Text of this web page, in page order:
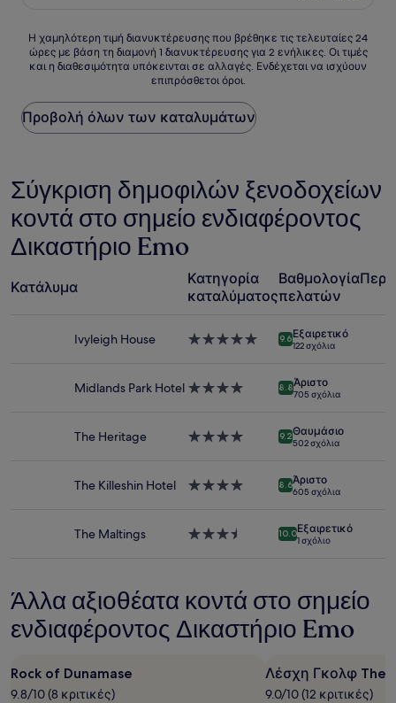
χαμηλότερη
τιμή
που
βρέθηκε
τις
ώρες
με
βάση
τη
διαμονή
διανυκτέρευσης
για
Η χαμηλότερη τιμή διανυκτέρευσης που βρέθηκε τις τελευταίες 24
ώρες με βάση τη διαμονή 1 διανυκτέρευσης για 2 ενήλικες. Οι τιμές
και η διαθεσιμότητα υπόκεινται σε αλλαγές. Ενδέχεται να ισχύουν
επιπρόσθετοι όροι.
Προβολή όλων των καταλυμάτων
Σύγκριση δημοφιλών ξενοδοχείων
κοντά στο σημείο ενδιαφέροντος
Δικαστήριο Emo
Κατάλυμα
Κατηγορία
καταλύματος
Βαθμολογία
πελατών
Ivyleigh House
Κατάλυμα
αστέρια
9.6Εξαιρετικό
122 σχόλια
Midlands Park Hotel Κατάλυμα
αστέρια
8.8Άριστο
705 σχόλια
The Heritage
Κατάλυμα
αστέρια
9.2Θαυμάσιο
502 σχόλια
The Killeshin Hotel
Κατάλυμα
αστέρια
8.6Άριστο
605 σχόλια
The Maltings
Κατάλυμα
10.0Εξαιρετικό
1 σχόλιο
Άλλα αξιοθέατα κοντά στο σημείο
ενδιαφέροντος Δικαστήριο Emo
Rock of Dunamase
9.8/10 (8 κριτικές)
Λέσχη Γκολφ The
9.0/10 (12 κριτικές)